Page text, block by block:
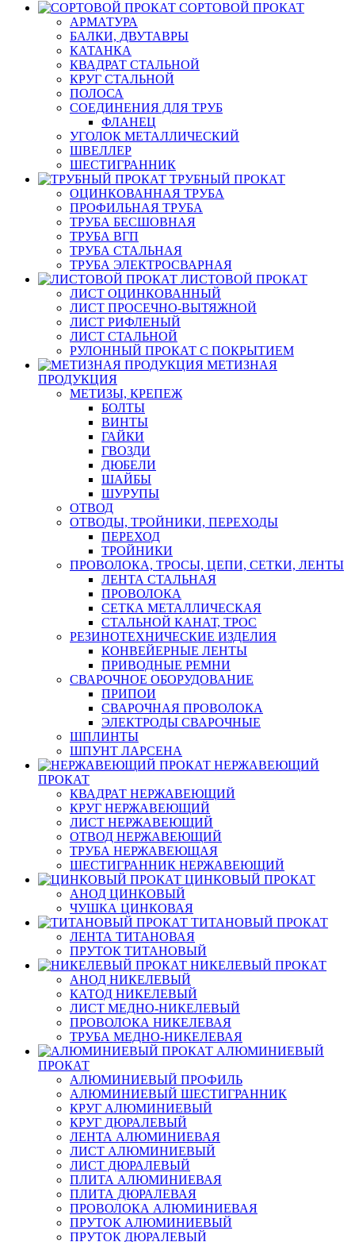
СОРТОВОЙ ПРОКАТ
АРМАТУРА
БАЛКИ, ДВУТАВРЫ
КАТАНКА
КВАДРАТ СТАЛЬНОЙ
КРУГ СТАЛЬНОЙ
ПОЛОСА
СОЕДИНЕНИЯ ДЛЯ ТРУБ
ФЛАНЕЦ
УГОЛОК МЕТАЛЛИЧЕСКИЙ
ШВЕЛЛЕР
ШЕСТИГРАННИК
ТРУБНЫЙ ПРОКАТ
ОЦИНКОВАННАЯ ТРУБА
ПРОФИЛЬНАЯ ТРУБА
ТРУБА БЕСШОВНАЯ
ТРУБА ВГП
ТРУБА СТАЛЬНАЯ
ТРУБА ЭЛЕКТРОСВАРНАЯ
ЛИСТОВОЙ ПРОКАТ
ЛИСТ ОЦИНКОВАННЫЙ
ЛИСТ ПРОСЕЧНО-ВЫТЯЖНОЙ
ЛИСТ РИФЛЕНЫЙ
ЛИСТ СТАЛЬНОЙ
РУЛОННЫЙ ПРОКАТ С ПОКРЫТИЕМ
МЕТИЗНАЯ
ПРОДУКЦИЯ
МЕТИЗЫ, КРЕПЕЖ
БОЛТЫ
ВИНТЫ
ГАЙКИ
ГВОЗДИ
ДЮБЕЛИ
ШАЙБЫ
ШУРУПЫ
ОТВОД
ОТВОДЫ, ТРОЙНИКИ, ПЕРЕХОДЫ
ПЕРЕХОД
ТРОЙНИКИ
ПРОВОЛОКА, ТРОСЫ, ЦЕПИ, СЕТКИ, ЛЕНТЫ
ЛЕНТА СТАЛЬНАЯ
ПРОВОЛОКА
СЕТКА МЕТАЛЛИЧЕСКАЯ
СТАЛЬНОЙ КАНАТ, ТРОС
РЕЗИНОТЕХНИЧЕСКИЕ ИЗДЕЛИЯ
КОНВЕЙЕРНЫЕ ЛЕНТЫ
ПРИВОДНЫЕ РЕМНИ
СВАРОЧНОЕ ОБОРУДОВАНИЕ
ПРИПОИ
СВАРОЧНАЯ ПРОВОЛОКА
ЭЛЕКТРОДЫ СВАРОЧНЫЕ
ШПЛИНТЫ
ШПУНТ ЛАРСЕНА
НЕРЖАВЕЮЩИЙ
ПРОКАТ
КВАДРАТ НЕРЖАВЕЮЩИЙ
КРУГ НЕРЖАВЕЮЩИЙ
ЛИСТ НЕРЖАВЕЮЩИЙ
ОТВОД НЕРЖАВЕЮЩИЙ
ТРУБА НЕРЖАВЕЮЩАЯ
ШЕСТИГРАННИК НЕРЖАВЕЮЩИЙ
ЦИНКОВЫЙ ПРОКАТ
АНОД ЦИНКОВЫЙ
ЧУШКА ЦИНКОВАЯ
ТИТАНОВЫЙ ПРОКАТ
ЛЕНТА ТИТАНОВАЯ
ПРУТОК ТИТАНОВЫЙ
НИКЕЛЕВЫЙ ПРОКАТ
АНОД НИКЕЛЕВЫЙ
КАТОД НИКЕЛЕВЫЙ
ЛИСТ МЕДНО-НИКЕЛЕВЫЙ
ПРОВОЛОКА НИКЕЛЕВАЯ
ТРУБА МЕДНО-НИКЕЛЕВАЯ
АЛЮМИНИЕВЫЙ
ПРОКАТ
АЛЮМИНИЕВЫЙ ПРОФИЛЬ
АЛЮМИНИЕВЫЙ ШЕСТИГРАННИК
КРУГ АЛЮМИНИЕВЫЙ
КРУГ ДЮРАЛЕВЫЙ
ЛЕНТА АЛЮМИНИЕВАЯ
ЛИСТ АЛЮМИНИЕВЫЙ
ЛИСТ ДЮРАЛЕВЫЙ
ПЛИТА АЛЮМИНИЕВАЯ
ПЛИТА ДЮРАЛЕВАЯ
ПРОВОЛОКА АЛЮМИНИЕВАЯ
ПРУТОК АЛЮМИНИЕВЫЙ
ПРУТОК ДЮРАЛЕВЫЙ